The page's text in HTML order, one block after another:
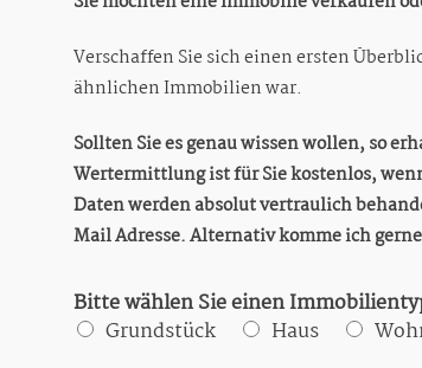
Verschaffen Sie sich einen ersten
ähnlichen Immobilien war.
Sollten Sie es genau wissen wollen, so
Wertermittlung ist für Sie kostenlos,
Daten werden absolut vertraulich
Mail Adresse. Alternativ komme ich
Bitte wählen Sie einen
Grundstück
Haus